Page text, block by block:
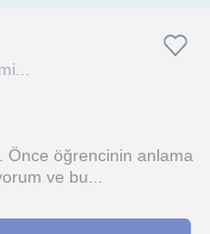
Önce öğrencinin anlama
ve bu...